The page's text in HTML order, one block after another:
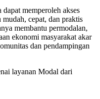
memperoleh akses
cepat, dan praktis
membantu permodalan,
ekonomi masyarakat akar
dan pendampingan
layanan Modal dari